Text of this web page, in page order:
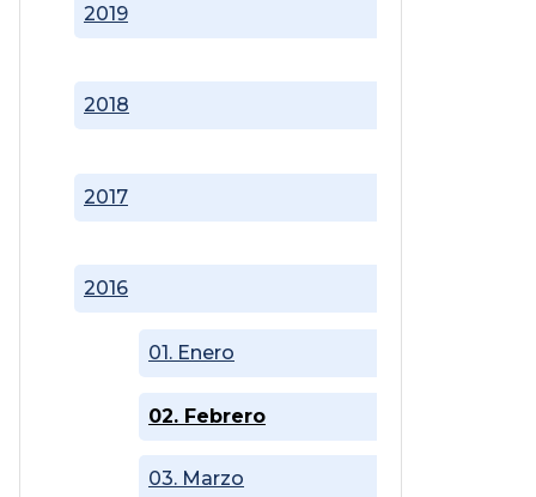
2016
01. Enero
02. Febrero
03. Marzo
2017
2018
2019